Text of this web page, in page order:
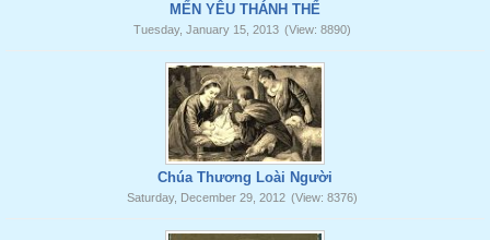
MẾN YÊU THÁNH THỂ
Tuesday, January 15, 2013 (View: 8890)
Chúa Thương Loài Người
Saturday, December 29, 2012 (View: 8376)